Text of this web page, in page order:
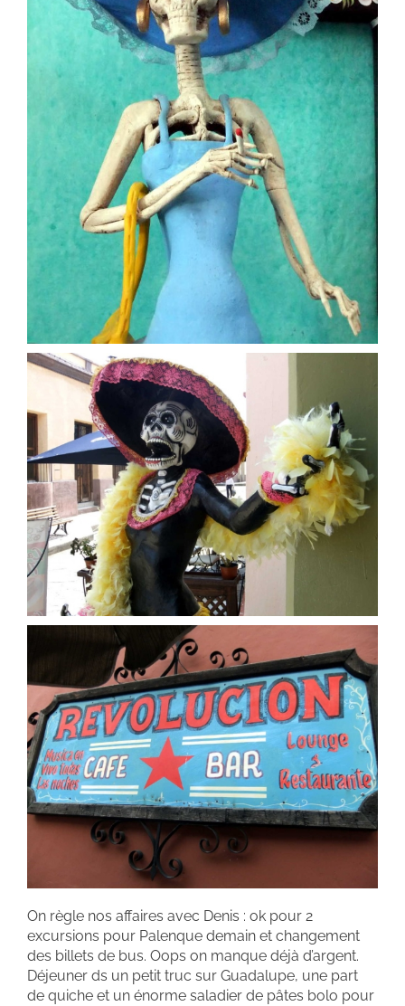
On règle nos affaires avec Denis : ok pour 2
excursions pour Palenque demain et changement
des billets de bus. Oops on manque déjà d’argent.
Déjeuner ds un petit truc sur Guadalupe, une part
de quiche et un énorme saladier de pâtes bolo pour